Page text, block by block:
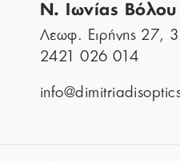
Ν. Ιωνίας Βόλου
Λεωφ. Ειρήνης 27,
2421 026 014